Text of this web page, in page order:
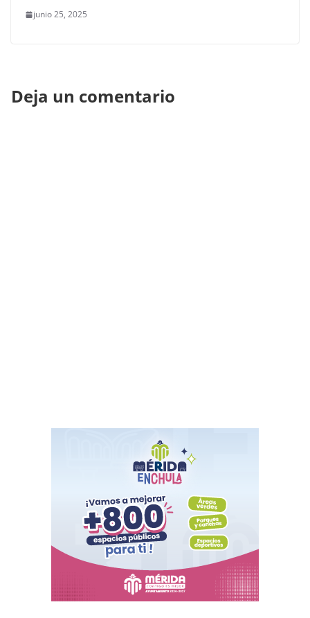
junio 25, 2025
Deja un comentario